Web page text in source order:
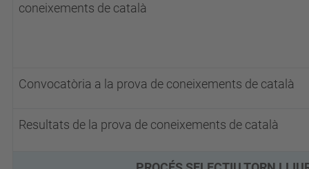
coneixements de català
Convocatòria a la prova de coneixements de català
Resultats de la prova de coneixements de català